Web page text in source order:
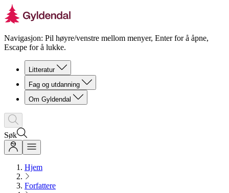
Navigasjon: Pil høyre/venstre mellom menyer, Enter for å åpne,
Escape for å lukke.
Litteratur
Fag og utdanning
Om Gyldendal
Søk
Hjem
Forfattere